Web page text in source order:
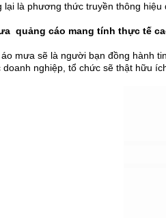
lại là phương thức truyền thông
quảng cáo mang tính thực tế
mưa sẽ là người bạn đồng hành
doanh nghiệp, tổ chức sẽ thật hữu